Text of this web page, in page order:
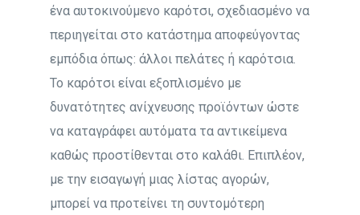
ένα αυτοκινούμενο καρότσι, σχεδιασμένο να
περιηγείται στο κατάστημα αποφεύγοντας
εμπόδια όπως: άλλοι πελάτες ή καρότσια.
Το καρότσι είναι εξοπλισμένο με
δυνατότητες ανίχνευσης προϊόντων ώστε
να καταγράφει αυτόματα τα αντικείμενα
καθώς προστίθενται στο καλάθι. Επιπλέον,
με την εισαγωγή μιας λίστας αγορών,
μπορεί να προτείνει τη συντομότερη